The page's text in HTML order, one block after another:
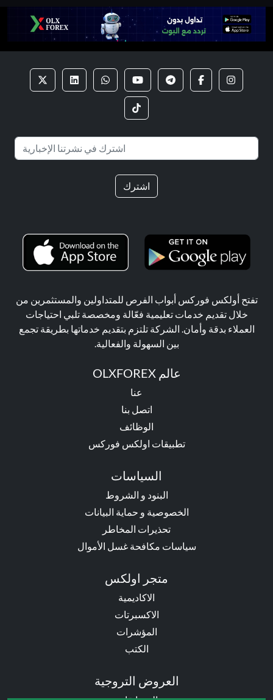
اشترك
تفتح أولكس فوركس أبواب الفرص للمتداولين والمستثمرين من
خلال تقديم خدمات تعليمية فعّالة ومخصصة تلبي احتياجات
العملاء بدقة وأمان. الشركة تلتزم بتقديم خدماتها بطريقة تجمع
بين السهولة والفعالية.
عالم OLXFOREX
عنا
اتصل بنا
الوظائف
تطبيقات اولكس فوركس
السياسات
البنود و الشروط
الخصوصية و حماية البيانات
تحذيرات المخاطر
سياسات مكافحة غسل الأموال
متجر اولكس
الاكاديمية
الاكسبرتات
المؤشرات
الكتب
العروض التروجية